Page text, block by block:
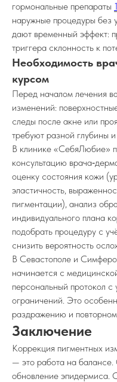
гормональные препараты
наружные процедуры без
дают временный эффект:
триггера склонность к
Необходимость
курсом
Перед началом лечения
изменений:
следы после акне или
требуют разной глубины и
В клинике «СебяЛюбие»
консультацию
оценку состояния кожи
эластичность,
пигментации), анализ
индивидуального плана
подобрать процедуру с
снизить вероятность
В Севастополе и
начинается с
персональный протокол
ограничений. Это
раздражению и
Заключение
Коррекция пигментных
— это работа на балансе.
обновление эпидермиса.
ИМЕЮТСЯ
ТРЕБУЕТСЯ
Обратный звонок